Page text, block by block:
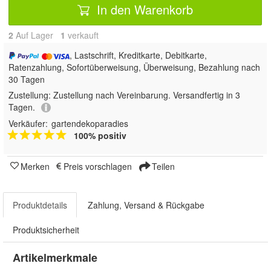
In den Warenkorb
2 Auf Lager 1 verkauft
, Lastschrift, Kreditkarte, Debitkarte,
Ratenzahlung, Sofortüberweisung, Überweisung, Bezahlung nach
30 Tagen
Zustellung: Zustellung nach Vereinbarung. Versandfertig in 3
Tagen.
Verkäufer: gartendekoparadies
100% positiv
Merken Preis vorschlagen Teilen
Produktdetails Zahlung, Versand & Rückgabe
Produktsicherheit
Artikelmerkmale